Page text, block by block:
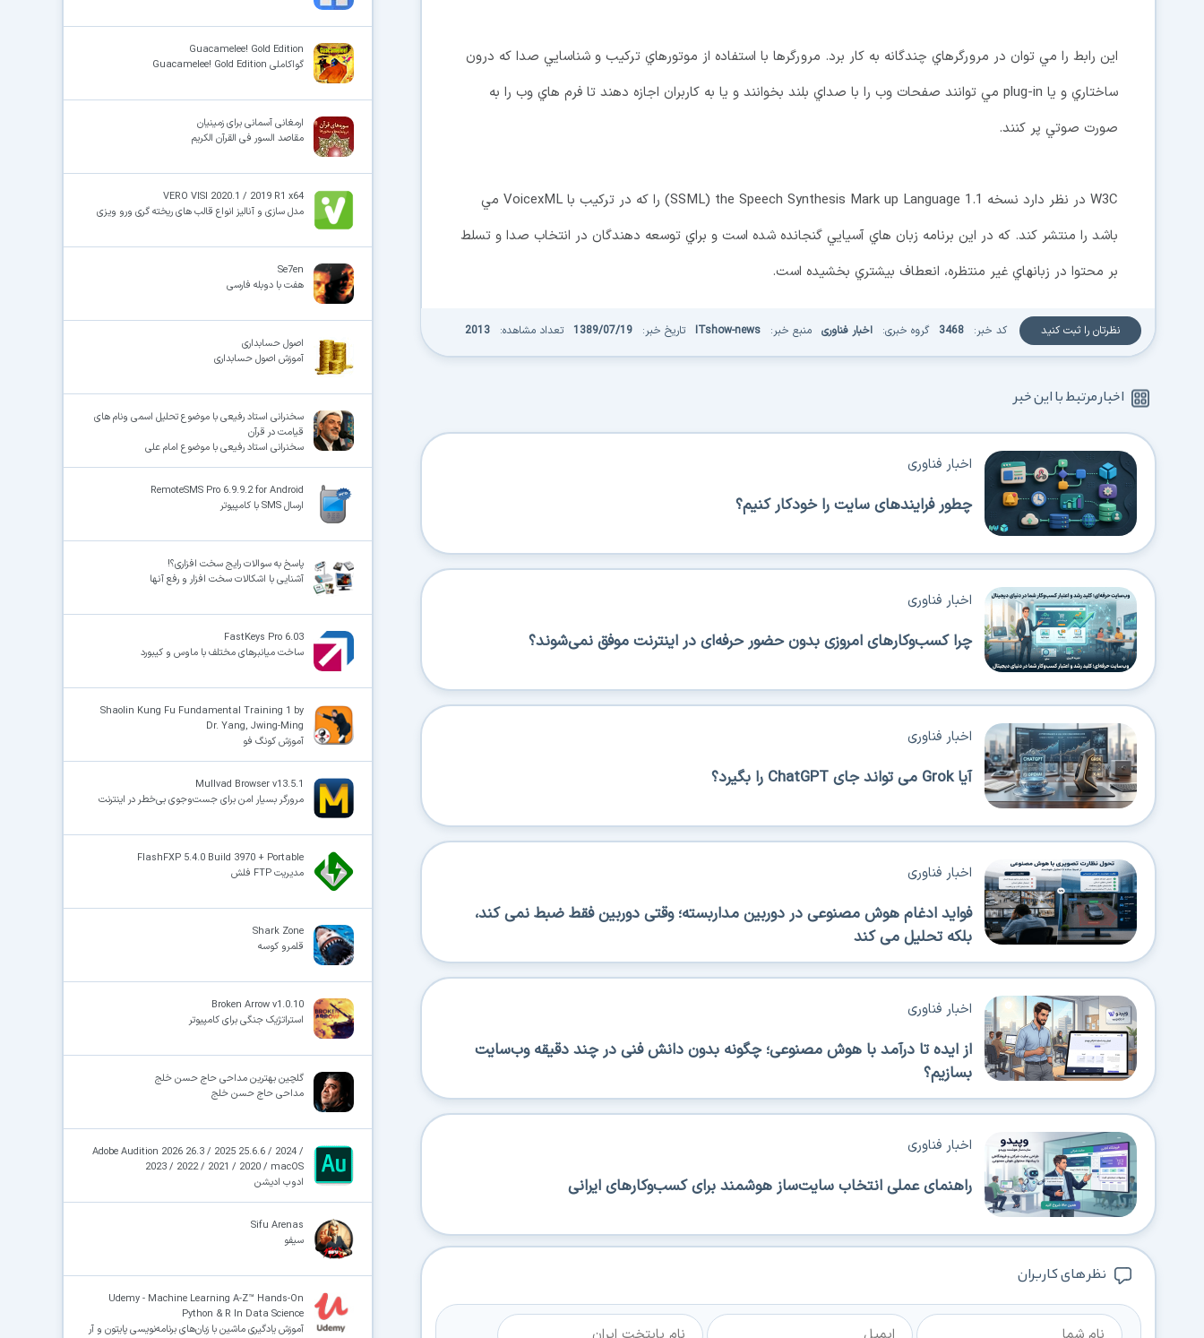
اين رابط را مي توان در مرورگرهاي چندگانه به کار برد. مرورگرها با استفاده از موتورهاي ترکيب و شناسايي صدا که درون
ساختاري و يا plug-in مي توانند صفحات وب را با صداي بلند بخوانند و يا به کاربران اجازه دهند تا فرم هاي وب را به
صورت صوتي پر کنند.
W3C در نظر دارد نسخه 1.1 SSML) the Speech Synthesis Mark up Language) را که در ترکيب با VoicexML مي
باشد را منتشر کند. که در اين برنامه زبان هاي آسيايي گنجانده شده است و براي توسعه دهندگان در انتخاب صدا و تسلط
بر محتوا در زبانهاي غير منتظره، انعطاف بيشتري بخشيده است.
نظرتان را ثبت کنید کد خبر: 3468 گروه خبری: اخبار فناوری منبع خبر: ITshow-news تاریخ خبر: 1389/07/19 تعداد مشاهده: 2013
اخبار مرتبط با این خبر
چطور فرایندهای سایت را خودکار کنیم؟
اخبار فناوری
چرا کسب‌وکارهای امروزی بدون حضور حرفه‌ای در اینترنت موفق نمی‌شوند؟
اخبار فناوری
آیا Grok می تواند جای ChatGPT را بگیرد؟
اخبار فناوری
فواید ادغام هوش مصنوعی در دوربین مداربسته؛ وقتی دوربین فقط ضبط نمی کند،
بلکه تحلیل می کند
اخبار فناوری
از ایده تا درآمد با هوش مصنوعی؛ چگونه بدون دانش فنی در چند دقیقه وب‌سایت
بسازیم؟
اخبار فناوری
راهنمای عملی انتخاب سایت‌ساز هوشمند برای کسب‌وکارهای ایرانی
اخبار فناوری
نظر های کاربران
Guacamelee! Gold Edition
گواکاملی Guacamelee! Gold Edition
ارمغانی آسمانی برای زمینیان
مقاصد السور فی القرآن الکریم
VERO VISI 2020.1 / 2019 R1 x64
مدل سازی و آنالیز انواع قالب های ریخته گری ورو ویزی
Se7en
هفت با دوبله فارسی
اصول حسابداری
آموزش اصول حسابداری
سخنرانی استاد رفیعی با موضوع تحلیل اسمی ونام های
قیامت در قرآن
سخنرانی استاد رفیعی با موضوع امام علی
RemoteSMS Pro 6.9.9.2 for Android
ارسال SMS با کامپیوتر
پاسخ به سوالات رایج سخت افزاری؟!
آشنایی با اشکالات سخت افزار و رفع آنها
FastKeys Pro 6.03
ساخت میانبرهای مختلف با ماوس و کیبورد
Shaolin Kung Fu Fundamental Training 1 by
Dr. Yang, Jwing-Ming
آموزش کونگ فو
Mullvad Browser v13.5.1
مرورگر بسیار امن برای جست‌وجوی بی‌خطر در اینترنت
FlashFXP 5.4.0 Build 3970 + Portable
مدیریت FTP فلش
Shark Zone
قلمرو کوسه
Broken Arrow v1.0.10
استراتژیک جنگی برای کامپیوتر
گلچین بهترین مداحی حاج حسن خلج
مداحی حاج حسن خلج
Adobe Audition 2026 26.3 / 2025 25.6.6 / 2024 /
2023 / 2022 / 2021 / 2020 / macOS
ادوب ادیشن
Sifu Arenas
سیفو
Udemy - Machine Learning A-Z™ Hands-On
Python & R In Data Science
آموزش یادگیری ماشین با زبان‌های برنامه‌نویسی پایتون و آر